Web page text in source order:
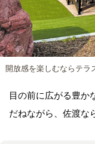
開放感を楽しむならテラ
目の前に広がる豊か
だねながら、佐渡な